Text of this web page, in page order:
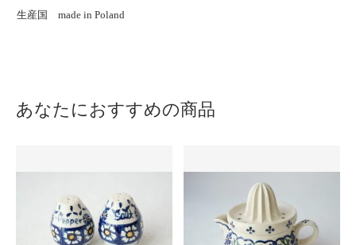
生産国
made in Poland
あなたにおすすめの商品